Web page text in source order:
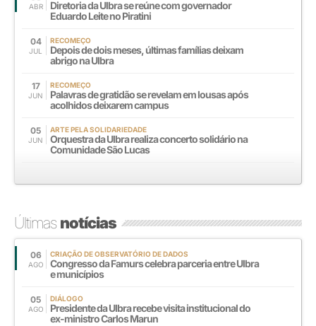
ABR
Diretoria da Ulbra se reúne com governador
Eduardo Leite no Piratini
04
JUL
RECOMEÇO
Depois de dois meses, últimas famílias deixam
abrigo na Ulbra
17
JUN
RECOMEÇO
Palavras de gratidão se revelam em lousas após
acolhidos deixarem campus
05
JUN
ARTE PELA SOLIDARIEDADE
Orquestra da Ulbra realiza concerto solidário na
Comunidade São Lucas
Últimasnotícias
06
AGO
CRIAÇÃO DE OBSERVATÓRIO DE DADOS
Congresso da Famurs celebra parceria entre Ulbra
e municípios
05
AGO
DIÁLOGO
Presidente da Ulbra recebe visita institucional do
ex-ministro Carlos Marun